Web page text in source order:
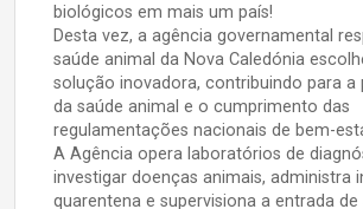
biológicos em mais um país!
Desta vez, a agência governamental
saúde animal da Nova Caledónia
solução inovadora, contribuindo para a
da saúde animal e o cumprimento das
regulamentações nacionais de bem-
A Agência opera laboratórios de
investigar doenças animais, administra
quarentena e supervisiona a entrada de